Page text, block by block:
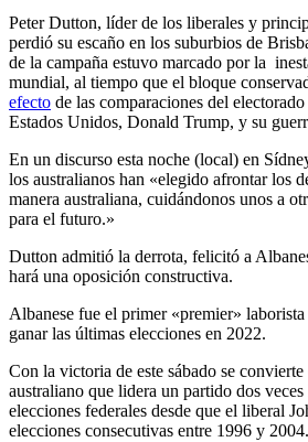
Peter Dutton, líder de los liberales y
perdió su escaño en los suburbios de
de la campaña estuvo marcado por la
mundial, al tiempo que el bloque
efecto de las comparaciones del
Estados Unidos, Donald Trump, y su
En un discurso esta noche (local) en
los australianos han «elegido afrontar los
manera australiana, cuidándonos unos a
para el futuro.»
Dutton admitió la derrota, felicitó a
hará una oposición constructiva.
Albanese fue el primer «premier» laborista
ganar las últimas elecciones en 2022.
Con la victoria de este sábado se
australiano que lidera un partido dos veces
elecciones federales desde que el liberal
elecciones consecutivas entre 1996 y 2004.